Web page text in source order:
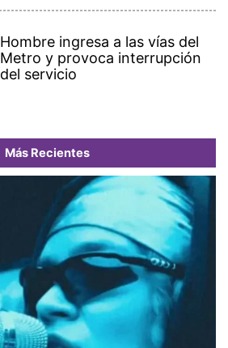
Hombre ingresa a las vías del
Metro y provoca interrupción
del servicio
Más Recientes